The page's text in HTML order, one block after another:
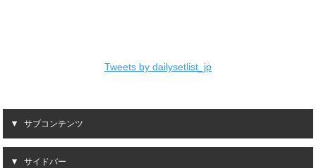
Tweets by dailysetlist_jp
サブコンテンツ
サイドバー